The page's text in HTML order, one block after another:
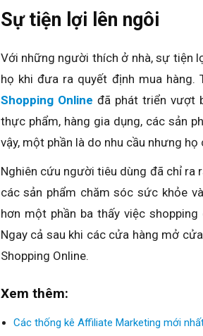
Sự tiện lợi lên ngôi
Với những người thích ở nhà, sự tiện
họ khi đưa ra quyết định mua hàng.
Shopping Online đã phát triển vượt
thực phẩm, hàng gia dụng, các sản
vậy, một phần là do nhu cầu nhưng
Nghiên cứu người tiêu dùng đã chỉ ra
các sản phẩm chăm sóc sức khỏe
hơn một phần ba thấy việc
Ngay cả sau khi các cửa hàng mở
Shopping Online.
Xem thêm:
Các thống kê Affiliate Marketing mới